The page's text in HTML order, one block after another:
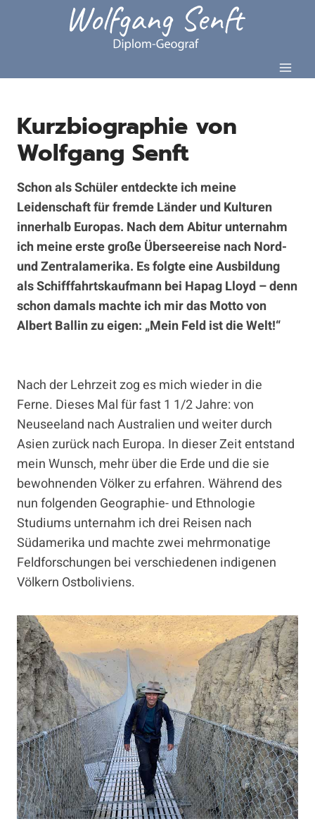
Kurzbiographie von
Wolfgang Senft
Schon als Schüler entdeckte ich meine
Leidenschaft für fremde Länder und Kulturen
innerhalb Europas. Nach dem Abitur unternahm
ich meine erste große Überseereise nach Nord-
und Zentralamerika. Es folgte eine Ausbildung
als Schifffahrtskaufmann bei Hapag Lloyd – denn
schon damals machte ich mir das Motto von
Albert Ballin zu eigen: „Mein Feld ist die Welt!“
Nach der Lehrzeit zog es mich wieder in die
Ferne. Dieses Mal für fast 1 1/2 Jahre: von
Neuseeland nach Australien und weiter durch
Asien zurück nach Europa. In dieser Zeit entstand
mein Wunsch, mehr über die Erde und die sie
bewohnenden Völker zu erfahren. Während des
nun folgenden Geographie- und Ethnologie
Studiums unternahm ich drei Reisen nach
Südamerika und machte zwei mehrmonatige
Feldforschungen bei verschiedenen indigenen
Völkern Ostboliviens.